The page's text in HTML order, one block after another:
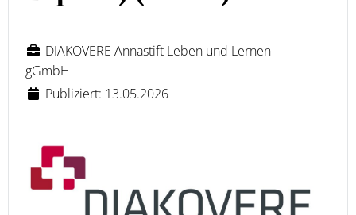
DIAKOVERE Annastift Leben und Lernen
gGmbH
Publiziert: 13.05.2026